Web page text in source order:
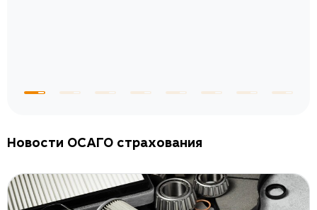
Новости ОСАГО страхования